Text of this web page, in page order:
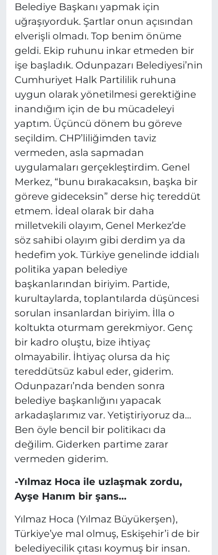
Belediye Başkanı yapmak için
uğraşıyorduk. Şartlar onun açısından
elverişli olmadı. Top benim önüme
geldi. Ekip ruhunu inkar etmeden bir
işe başladık. Odunpazarı Belediyesi’nin
Cumhuriyet Halk Partililik ruhuna
uygun olarak yönetilmesi gerektiğine
inandığım için de bu mücadeleyi
yaptım. Üçüncü dönem bu göreve
seçildim. CHP’liliğimden taviz
vermeden, asla sapmadan
uygulamaları gerçekleştirdim. Genel
Merkez, “bunu bırakacaksın, başka bir
göreve gideceksin” derse hiç tereddüt
etmem. İdeal olarak bir daha
milletvekili olayım, Genel Merkez’de
söz sahibi olayım gibi derdim ya da
hedefim yok. Türkiye genelinde iddialı
politika yapan belediye
başkanlarından biriyim. Partide,
kurultaylarda, toplantılarda düşüncesi
sorulan insanlardan biriyim. İlla o
koltukta oturmam gerekmiyor. Genç
bir kadro oluştu, bize ihtiyaç
olmayabilir. İhtiyaç olursa da hiç
tereddütsüz kabul eder, giderim.
Odunpazarı’nda benden sonra
belediye başkanlığını yapacak
arkadaşlarımız var. Yetiştiriyoruz da…
Ben öyle bencil bir politikacı da
değilim. Giderken partime zarar
vermeden giderim.
-Yılmaz Hoca ile uzlaşmak zordu,
Ayşe Hanım bir şans…
Yılmaz Hoca (Yılmaz Büyükerşen),
Türkiye’ye mal olmuş, Eskişehir’i de bir
belediyecilik çıtası koymuş bir insan.